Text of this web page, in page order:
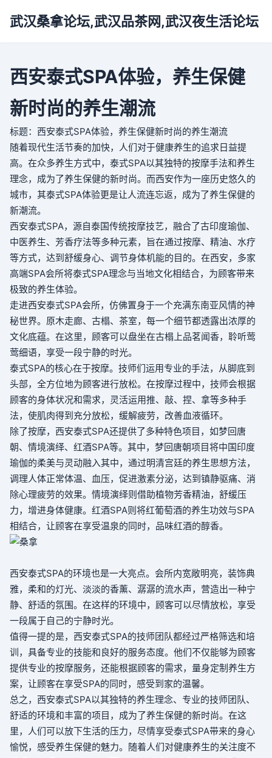
武汉桑拿论坛,武汉品茶网,武汉夜生活论坛
西安泰式SPA体验，养生保健
新时尚的养生潮流
标题：西安泰式SPA体验，养生保健新时尚的养生潮流
随着现代生活节奏的加快，人们对于健康养生的追求日益提
高。在众多养生方式中，泰式SPA以其独特的按摩手法和养生
理念，成为了养生保健的新时尚。而西安作为一座历史悠久的
城市，其泰式SPA体验更是让人流连忘返，成为了养生保健的
新潮流。
西安泰式SPA，源自泰国传统按摩技艺，融合了古印度瑜伽、
中医养生、芳香疗法等多种元素，旨在通过按摩、精油、水疗
等方式，达到舒缓身心、调节身体机能的目的。在西安，多家
高端SPA会所将泰式SPA理念与当地文化相结合，为顾客带来
极致的养生体验。
走进西安泰式SPA会所，仿佛置身于一个充满东南亚风情的神
秘世界。原木走廊、古榻、茶室，每一个细节都透露出浓厚的
文化底蕴。在这里，顾客可以盘坐在古榻上品茗闻香，聆听莺
莺细语，享受一段宁静的时光。
泰式SPA的核心在于按摩。技师们运用专业的手法，从脚底到
头部，全方位地为顾客进行放松。在按摩过程中，技师会根据
顾客的身体状况和需求，灵活运用推、敲、捏、拿等多种手
法，使肌肉得到充分放松，缓解疲劳，改善血液循环。
除了按摩，西安泰式SPA还提供了多种特色项目，如梦回唐
朝、情境演绎、红酒SPA等。其中，梦回唐朝项目将中国印度
瑜伽的柔美与灵动融入其中，通过明清宫廷的养生思想方法，
调理人体正常体温、血压，促进激素分泌，达到镇静驱痛、消
除心理疲劳的效果。情境演绎则借助植物芳香精油，舒缓压
力，增进身体健康。红酒SPA则将红葡萄酒的养生功效与SPA
相结合，让顾客在享受温泉的同时，品味红酒的醇香。
西安泰式SPA的环境也是一大亮点。会所内宽敞明亮，装饰典
雅，柔和的灯光、淡淡的香薰、潺潺的流水声，营造出一种宁
静、舒适的氛围。在这样的环境中，顾客可以尽情放松，享受
一段属于自己的宁静时光。
值得一提的是，西安泰式SPA的技师团队都经过严格筛选和培
训，具备专业的技能和良好的服务态度。他们不仅能够为顾客
提供专业的按摩服务，还能根据顾客的需求，量身定制养生方
案，让顾客在享受SPA的同时，感受到家的温馨。
总之，西安泰式SPA以其独特的养生理念、专业的技师团队、
舒适的环境和丰富的项目，成为了养生保健的新时尚。在这
里，人们可以放下生活的压力，尽情享受泰式SPA带来的身心
愉悦，感受养生保健的魅力。随着人们对健康养生的关注度不